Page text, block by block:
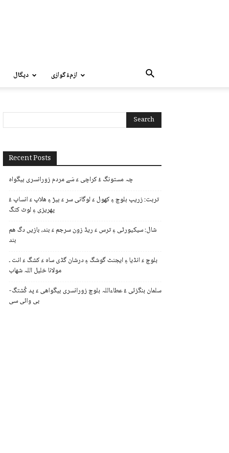
دپگال ازمءُگوازی
Recent Posts
چہ مستونگ ءُ کراچی ءَ سَے مردم زورانسری بیگواہ
تربت: زریپ بلوچ ءِ کھول ءَ لوگانی سر ءَ بیڑ ءِ ھلاپ ءَ انساپ ءُ
پھریزی ءِ لوٹ کتگ
شال: سیکیورٹی ءِ ترس ءَ ریڈ زون سرجم ءَ بند، بازیں دگ ھم
بند
بلوچ ءَ انڈیا ءِ ایجنٹ گوشگ ءِ درشان گڈی ساہ ءَ کشگ ءَ انت ۔
مولانا خلیل اللہ شھاب
سلمان بنگزئی ءُ عطاءاللہ بلوچ زورانسری بیگواھی ءَ پد کُشتگ-
بی وائی سی